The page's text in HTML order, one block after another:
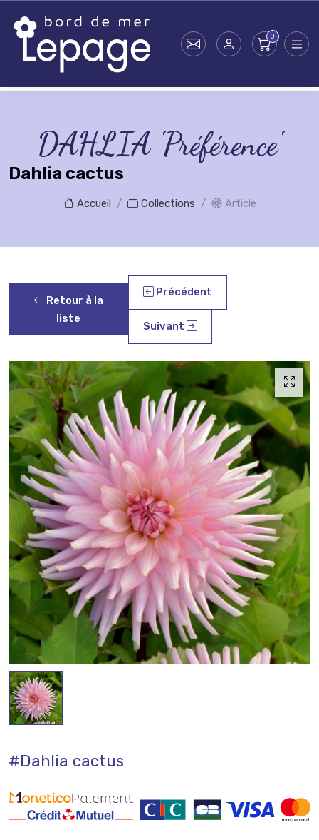
DAHLIA 'Préférence'
Dahlia cactus
Accueil Collections Article
Retour à la
liste
Précédent
Suivant
#Dahlia cactus